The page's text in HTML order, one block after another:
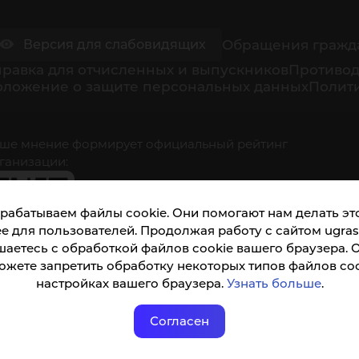
файлы cookie. Они помогают нам делать
для пользователей. Продолжая работу с сайтом
с обработкой файлов cookie вашего браузера.
запретить обработку некоторых типов файлов
настройках вашего браузера. Узнать больше.
Согласен
мнение формирует официальный рейтинг
доступна по QR-коду, а так же по прямой